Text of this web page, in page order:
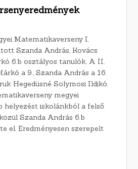
Matematikaverseny I.
Szanda András, Kovács
6.b osztályos tanulók. A II.
a 9., Szanda András a 16.
Hegedüsné Solymosi Ildikó.
megyei
helyezést iskolánkból a felső
Szanda András 6.b
el. Eredményesen szerepelt